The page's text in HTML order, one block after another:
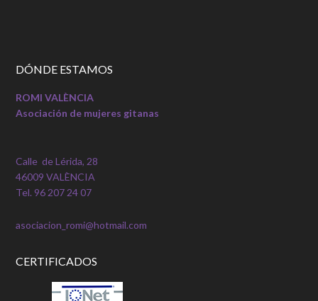
DÓNDE ESTAMOS
ROMI VALÈNCIA
Asociación de mujeres gitanas
Calle de Lérida, 28
46009 VALÈNCIA
Tel. 96 207 24 07
asociacion_romi@hotmail.com
CERTIFICADOS